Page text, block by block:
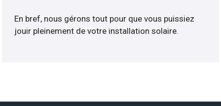
En bref, nous gérons tout pour que vous puissiez
jouir pleinement de votre installation solaire.